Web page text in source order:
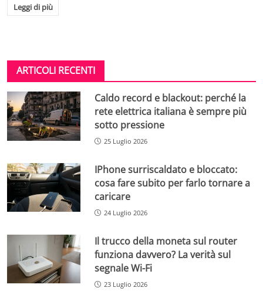
Leggi di più
ARTICOLI RECENTI
Caldo record e blackout: perché la
rete elettrica italiana è sempre più
sotto pressione
25 Luglio 2026
IPhone surriscaldato e bloccato:
cosa fare subito per farlo tornare a
caricare
24 Luglio 2026
Il trucco della moneta sul router
funziona davvero? La verità sul
segnale Wi-Fi
23 Luglio 2026